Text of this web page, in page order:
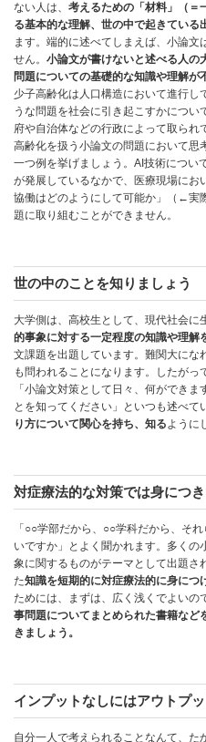
ない人は、 考えるための「材料」（＝
る基本的な理解、世の中で起きてい
ます。端的に述べてしまえば、小論文
せん。 小論文が書けないと述べる人の
問題についての基礎的な知識や理解が
少子高齢化は人口構造において進行し
うな問題を社会に引き起こすかにつ
府や自治体などの行政によって取ら
高齢化を扱う小論文の問題において思
一つ例を挙げましょう。AI技術につい
が発展しているなかで、医療現場にお
協働はどのようにして可能か」（←実
題に取り組むことができません。
世の中のことを知りましょう
大学側は、高校生として、現代社会に
的事象に対する一定程度の知識や理解
文課題を出題しています。難関大にな
も問われることになります。したがっ
「小論文対策として日々、何ができ
とを知ってください」といつも述べて
り方について関心を持ち、知るように
対症療法的な対策では身につ
「○○学部だから、○○学科だから、そ
いですか」とよく聞かれます。多く
象に関するものがテーマとして出題さ
た知識を短期的に対症療法的に身につ
ためには、まずは、広く浅くでよいの
事問題についてまとめられた書籍など
きましょう。
インプットなしにはアウトプ
自分一人で考えられることなんて、た